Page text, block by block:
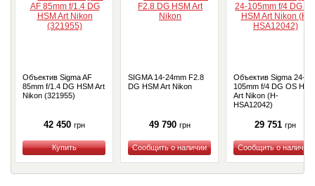
Объектив Sigma AF
85mm f/1.4 DG HSM Art
Nikon (321955)
42 450 грн
Купить
SIGMA 14-24mm F2.8
DG HSM Art Nikon
49 790 грн
Купить
Объектив Sigma 24-
105mm f/4 DG OS HSM
Art Nikon (H-
HSA12042)
29 751 грн
Купить